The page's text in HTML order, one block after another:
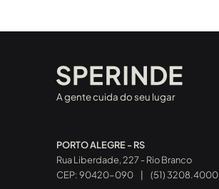
A gente cuida do seu lugar
PORTO ALEGRE - RS
Rua Liberdade, 227 - Rio Branco
CEP: 90420-090
(51) 3208.4000